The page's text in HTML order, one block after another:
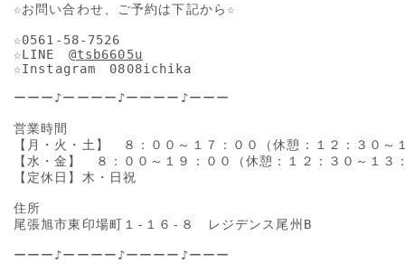
☆お問い合わせ、ご予約は下記から☆
☆0561-58-7526
☆LINE @tsb6605u
☆Instagram　0808ichika
ーーー♪ーーーー♪ーーーー♪ーーー
営業時間
【月・火・土】　８：００～１７：００（休憩：１２：３０～
【水・金】　８：００～１９：００（休憩：１２：３０～１３
【定休日】木・日祝
住所
尾張旭市東印場町１-１６-８　レジデンス尾州B
ーーー♪ーーーー♪ーーーー♪ーーー